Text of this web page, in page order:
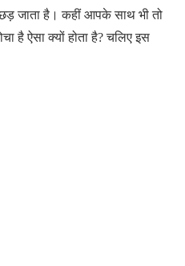
जाता है। कहीं आपके साथ भी तो
है ऐसा क्यों होता है? चलिए इस